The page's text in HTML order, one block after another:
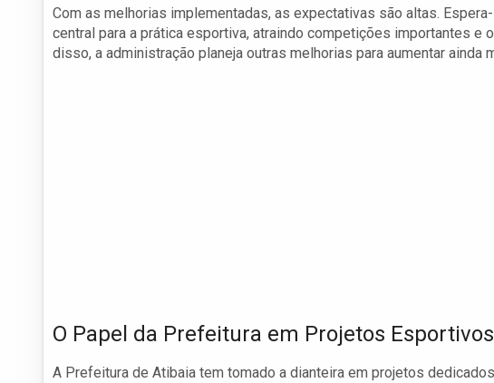
Com as melhorias implementadas, as expectativas são altas.
central para a prática esportiva, atraindo competições importantes e
disso, a administração planeja outras melhorias para aumentar ainda
O Papel da Prefeitura em Projetos Esportivos
A Prefeitura de Atibaia tem tomado a dianteira em projetos